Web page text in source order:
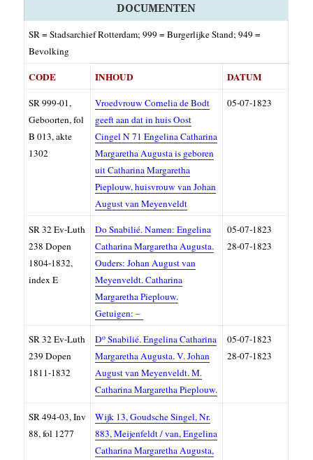
DOCUMENTEN
SR = Stadsarchief Rotterdam; 999 = Burgerlijke Stand; 949 =
Bevolking
CODE INHOUD DATUM
SR999-01,
Geboorten, fol
B 013, akte
1302
Vroedvrouw Cornelia de Bodt
geeft aan dat in huis Oost
Cingel N 71 Engelina Catharina
Margaretha Augusta is geboren
uit Catharina Margaretha
Pieplouw, huisvrouw van Johan
August van Meyenveldt
05-07-1823
SR 32 Ev-Luth
238 Dopen
1804-1832,
index E
Do Snabilié. Namen: Engelina
Catharina Margaretha Augusta.
Ouders: Johan August van
Meyenveldt. Catharina
Margaretha Pieplouw.
Getuigen: –
05-07-1823
28-07-1823
SR 32 Ev-Luth
239 Dopen
1811-1832
Do Snabilié. Engelina Catharina
Margaretha Augusta. V. Johan
August van Meyenveldt. M.
Catharina Margaretha Pieplouw.
05-07-1823
28-07-1823
SR 494-03, Inv
88, fol 1277
Wijk 13, Goudsche Singel, Nr.
883, Meijenfeldt / van, Engelina
Catharina Margaretha Augusta,